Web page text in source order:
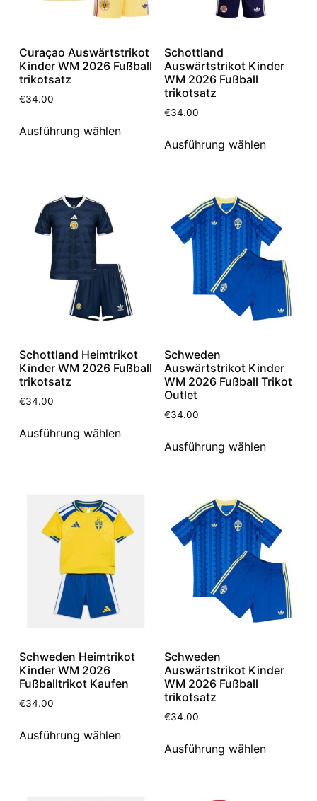
Curaçao Auswärtstrikot
Kinder WM 2026 Fußball
trikotsatz
€34.00
Ausführung wählen
Schottland
Auswärtstrikot Kinder
WM 2026 Fußball
trikotsatz
€34.00
Ausführung wählen
Schottland Heimtrikot
Kinder WM 2026 Fußball
trikotsatz
€34.00
Ausführung wählen
Schweden
Auswärtstrikot Kinder
WM 2026 Fußball Trikot
Outlet
€34.00
Ausführung wählen
Schweden Heimtrikot
Kinder WM 2026
Fußballtrikot Kaufen
€34.00
Ausführung wählen
Schweden
Auswärtstrikot Kinder
WM 2026 Fußball
trikotsatz
€34.00
Ausführung wählen